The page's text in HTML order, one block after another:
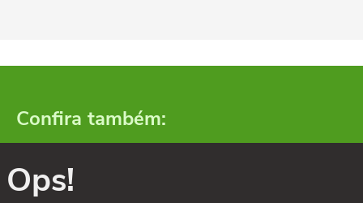
Confira também:
Ops!